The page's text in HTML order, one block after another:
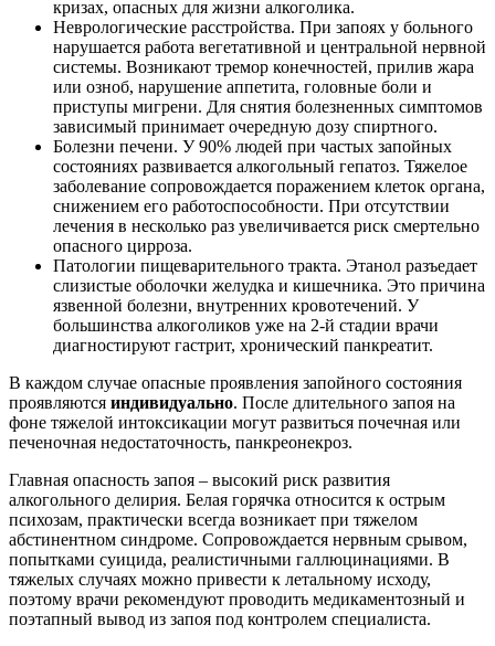
кризах, опасных для жизни алкоголика.
Неврологические расстройства. При запоях у больного
нарушается работа вегетативной и центральной нервной
системы. Возникают тремор конечностей, прилив жара
или озноб, нарушение аппетита, головные боли и
приступы мигрени. Для снятия болезненных симптомов
зависимый принимает очередную дозу спиртного.
Болезни печени. У 90% людей при частых запойных
состояниях развивается алкогольный гепатоз. Тяжелое
заболевание сопровождается поражением клеток органа,
снижением его работоспособности. При отсутствии
лечения в несколько раз увеличивается риск смертельно
опасного цирроза.
Патологии пищеварительного тракта. Этанол разъедает
слизистые оболочки желудка и кишечника. Это причина
язвенной болезни, внутренних кровотечений. У
большинства алкоголиков уже на 2-й стадии врачи
диагностируют гастрит, хронический панкреатит.
В каждом случае опасные проявления запойного состояния
проявляются индивидуально. После длительного запоя на
фоне тяжелой интоксикации могут развиться почечная или
печеночная недостаточность, панкреонекроз.
Главная опасность запоя – высокий риск развития
алкогольного делирия. Белая горячка относится к острым
психозам, практически всегда возникает при тяжелом
абстинентном синдроме. Сопровождается нервным срывом,
попытками суицида, реалистичными галлюцинациями. В
тяжелых случаях можно привести к летальному исходу,
поэтому врачи рекомендуют проводить медикаментозный и
поэтапный вывод из запоя под контролем специалиста.